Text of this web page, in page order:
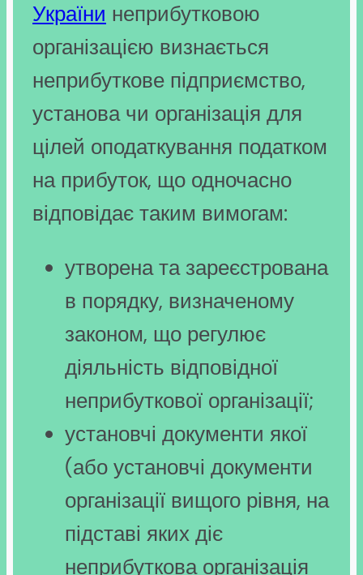
України неприбутковою
організацією визнається
неприбуткове підприємство,
установа чи організація для
цілей оподаткування податком
на прибуток, що одночасно
відповідає таким вимогам:
утворена та зареєстрована
в порядку, визначеному
законом, що регулює
діяльність відповідної
неприбуткової організації;
установчі документи якої
(або установчі документи
організації вищого рівня, на
підставі яких діє
неприбуткова організація